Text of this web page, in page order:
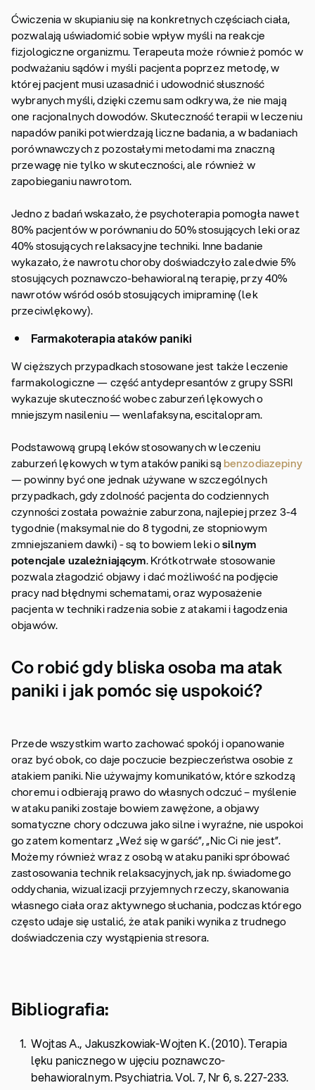
Ćwiczenia w skupianiu się na konkretnych częściach ciała,
pozwalają uświadomić sobie wpływ myśli na reakcje
fizjologiczne organizmu. Terapeuta może również pomóc w
podważaniu sądów i myśli pacjenta poprzez metodę, w
której pacjent musi uzasadnić i udowodnić słuszność
wybranych myśli, dzięki czemu sam odkrywa, że nie mają
one racjonalnych dowodów. Skuteczność terapii w leczeniu
napadów paniki potwierdzają liczne badania, a w badaniach
porównawczych z pozostałymi metodami ma znaczną
przewagę nie tylko w skuteczności, ale również w
zapobieganiu nawrotom.
Jedno z badań wskazało, że psychoterapia pomogła nawet
80% pacjentów w porównaniu do 50% stosujących leki oraz
40% stosujących relaksacyjne techniki. Inne badanie
wykazało, że nawrotu choroby doświadczyło zaledwie 5%
stosujących poznawczo-behawioralną terapię, przy 40%
nawrotów wśród osób stosujących imipraminę (lek
przeciwlękowy).
Farmakoterapia ataków paniki
W cięższych przypadkach stosowane jest także leczenie
farmakologiczne — część antydepresantów z grupy SSRI
wykazuje skuteczność wobec zaburzeń lękowych o
mniejszym nasileniu — wenlafaksyna, escitalopram.
Podstawową grupą leków stosowanych w leczeniu
zaburzeń lękowych w tym ataków paniki są benzodiazepiny
— powinny być one jednak używane w szczególnych
przypadkach, gdy zdolność pacjenta do codziennych
czynności została poważnie zaburzona, najlepiej przez 3-4
tygodnie (maksymalnie do 8 tygodni, ze stopniowym
zmniejszaniem dawki) - są to bowiem leki osilnym
potencjale uzależniającym. Krótkotrwałe stosowanie
pozwala złagodzić objawy i dać możliwość na podjęcie
pracy nad błędnymi schematami, oraz wyposażenie
pacjenta w techniki radzenia sobie z atakami i łagodzenia
objawów.
Co robić gdy bliska osoba ma atak
paniki i jak pomóc się uspokoić?
Przede wszystkim warto zachować spokój i opanowanie
oraz być obok, co daje poczucie bezpieczeństwa osobie z
atakiem paniki. Nie używajmy komunikatów, które szkodzą
choremu i odbierają prawo do własnych odczuć – myślenie
w ataku paniki zostaje bowiem zawężone, a objawy
somatyczne chory odczuwa jako silne i wyraźne, nie uspokoi
go zatem komentarz „Weź się w garść”, „Nic Ci nie jest”.
Możemy również wraz z osobą w ataku paniki spróbować
zastosowania technik relaksacyjnych, jak np. świadomego
oddychania, wizualizacji przyjemnych rzeczy, skanowania
własnego ciała oraz aktywnego słuchania, podczas którego
często udaje się ustalić, że atak paniki wynika z trudnego
doświadczenia czy wystąpienia stresora.
Bibliografia:
Wojtas A., Jakuszkowiak-Wojten K. (2010). Terapia
lęku panicznego w ujęciu poznawczo-
behawioralnym. Psychiatria. Vol. 7, Nr 6, s. 227-233.